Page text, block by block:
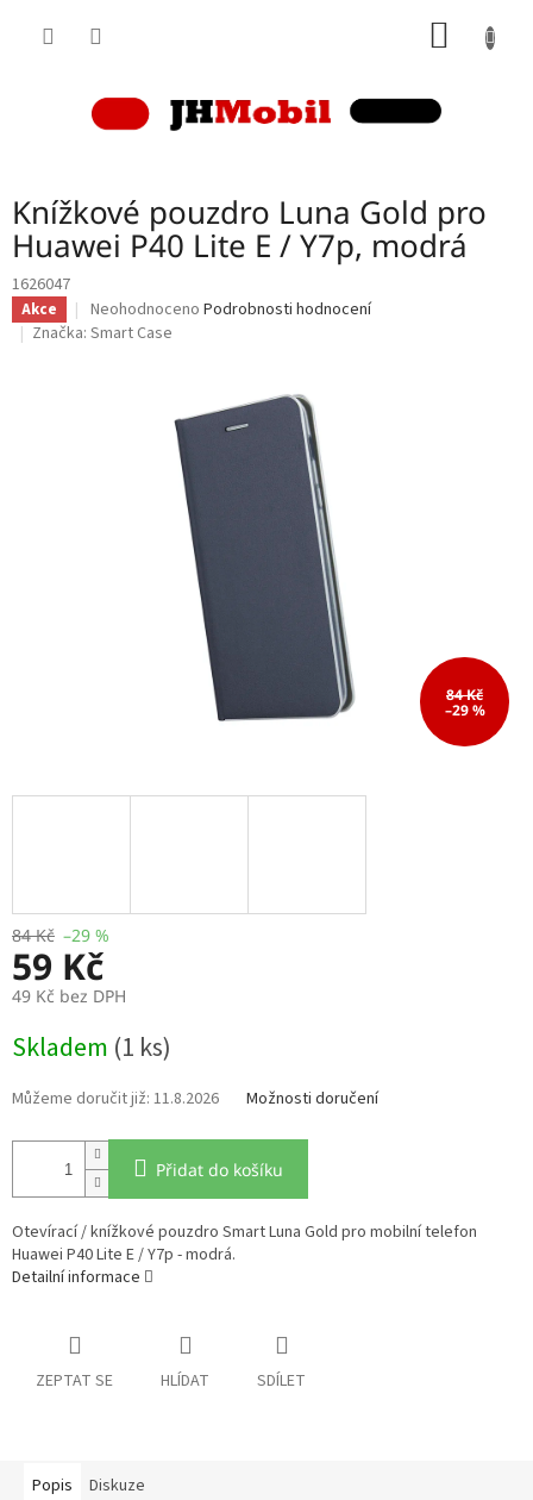
Knížkové pouzdro Luna Gold pro
Huawei P40 Lite E / Y7p, modrá
1626047
Akce
Průměrné
hodnocení
Neohodnoceno Podrobnosti hodnocení
Značka: Smart Case
84 Kč
–29 %
84 Kč –29 %
59 Kč
49 Kč bez DPH
cena:
Skladem (1 ks)
11.8.2026 Možnosti doručení
Přidat do košíku
Otevírací / knížkové pouzdro Smart Luna Gold pro mobilní telefon
Huawei P40 Lite E / Y7p - modrá.
Detailní informace
ZEPTAT SE HLÍDAT SDÍLET
Popis Diskuze